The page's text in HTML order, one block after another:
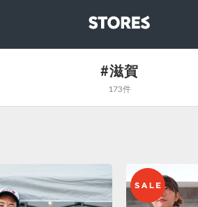
STORES
#滋賀
173件